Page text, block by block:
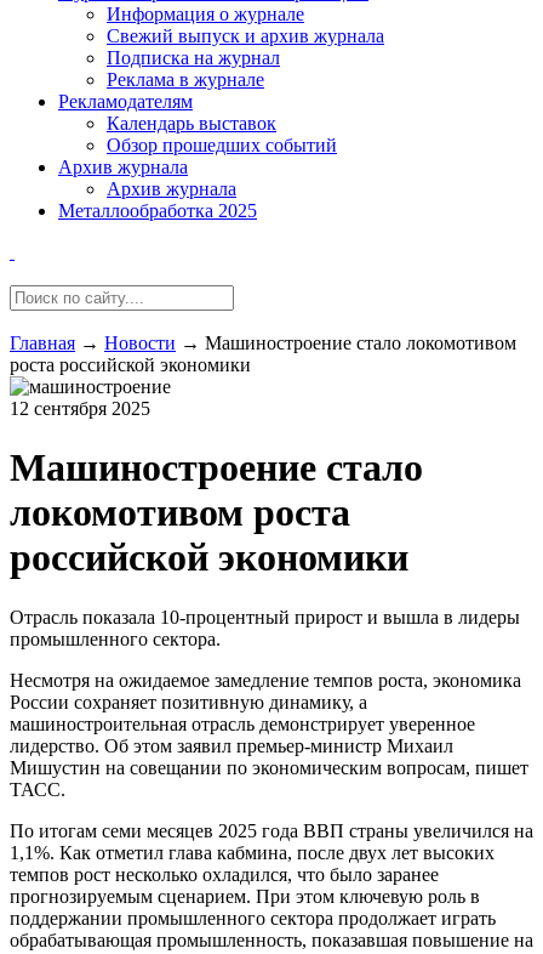
Информация о журнале
Свежий выпуск и архив журнала
Подписка на журнал
Реклама в журнале
Рекламодателям
Календарь выставок
Обзор прошедших событий
Архив журнала
Архив журнала
Металлообработка 2025
Главная → Новости → Машиностроение стало локомотивом
роста российской экономики
12 сентября 2025
Машиностроение стало
локомотивом роста
российской экономики
Отрасль показала 10-процентный прирост и вышла в лидеры
промышленного сектора.
Несмотря на ожидаемое замедление темпов роста, экономика
России сохраняет позитивную динамику, а
машиностроительная отрасль демонстрирует уверенное
лидерство. Об этом заявил премьер-министр Михаил
Мишустин на совещании по экономическим вопросам, пишет
ТАСС.
По итогам семи месяцев 2025 года ВВП страны увеличился на
1,1%. Как отметил глава кабмина, после двух лет высоких
темпов рост несколько охладился, что было заранее
прогнозируемым сценарием. При этом ключевую роль в
поддержании промышленного сектора продолжает играть
обрабатывающая промышленность, показавшая повышение на